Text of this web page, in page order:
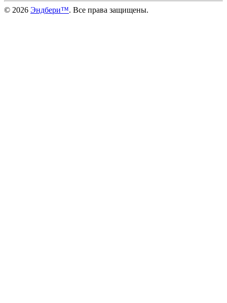
© 2026 Эндбери™. Все права защищены.